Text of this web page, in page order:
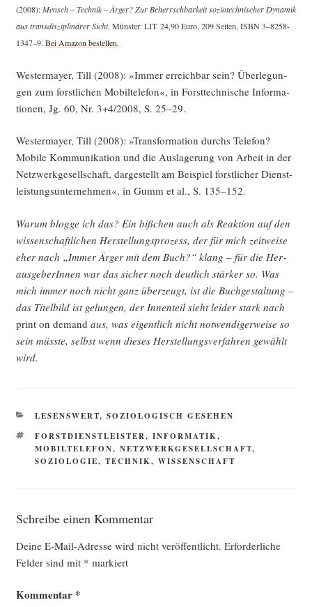
(2008):Mensch – Tech­nik – Ärger? Zur Beherrsch­bar­keit sozio­tech­ni­scher Dyna­mik
aus trans­dis­zi­pli­nä­rer Sicht. Müns­ter: LIT. 24,90 Euro, 209 Sei­ten, ISBN 3–8258-
1347–9. Bei Ama­zon bestellen.
Wes­ter­may­er, Till (2008): »Immer erreich­bar sein? Über­le­gun­
gen zum forst­li­chen Mobil­te­le­fon«, in Forst­tech­ni­sche Infor­ma­
tio­nen, Jg. 60, Nr. 3+4/2008, S. 25–29.
Wes­ter­may­er, Till (2008): »Trans­for­ma­ti­on durchs Tele­fon?
Mobi­le Kom­mu­ni­ka­ti­on und die Aus­la­ge­rung von Arbeit in der
Netz­werk­ge­sell­schaft, dar­ge­stellt am Bei­spiel forst­li­cher Dienst­
leis­tungs­un­ter­neh­men«, in Gumm et al., S. 135–152.
War­um blog­ge ich das? Ein biß­chen auch als Reak­ti­on auf den
wis­sen­schaft­li­chen Her­stel­lungs­pro­zess, der für mich zeit­wei­se
eher nach „Immer Ärger mit dem Buch?“ klang – für die Her­
aus­ge­be­rIn­nen war das sicher noch deut­lich stär­ker so. Was
mich immer noch nicht ganz über­zeugt, ist die Buch­ge­stal­tung –
das Titel­bild ist gelun­gen, der Innen­teil sieht lei­der stark nach
print on demand aus, was eigent­lich nicht not­wen­di­ger­wei­se so
sein müss­te, selbst wenn die­ses Her­stel­lungs­ver­fah­ren gewählt
wird.
KATEGORIEN
LESENSWERT, SOZIOLOGISCH GESEHEN
SCHLAGWÖRTER
FORSTDIENSTLEISTER, INFORMATIK,
MOBILTELEFON, NETZWERKGESELLSCHAFT,
SOZIOLOGIE, TECHNIK, WISSENSCHAFT
Schreibe einen Kommentar
Deine E-Mail-Adresse wird nicht veröffentlicht. Erforderliche
Felder sind mit * markiert
Kommentar *